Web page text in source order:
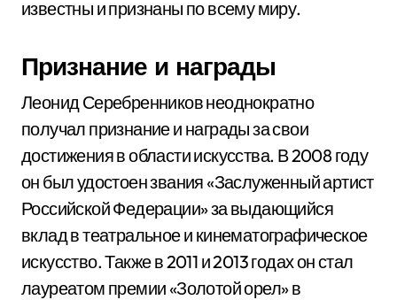
известны и признаны по всему миру.
Признание и награды
Леонид Серебренников неоднократно
получал признание и награды за свои
достижения в области искусства. В 2008 году
он был удостоен звания «Заслуженный артист
Российской Федерации» за выдающийся
вклад в театральное и кинематографическое
искусство. Также в 2011 и 2013 годах он стал
лауреатом премии «Золотой орел» в